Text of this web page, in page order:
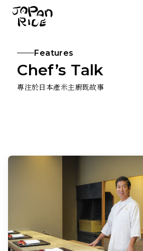
Features
Chef’s Talk
專注於日本產米主廚既故事